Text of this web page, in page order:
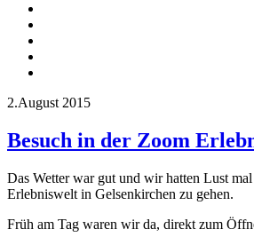
2.August 2015
Besuch in der Zoom
Das Wetter war gut und wir hatten Lust
Erlebniswelt in Gelsenkirchen zu gehen.
Früh am Tag waren wir da, direkt zum